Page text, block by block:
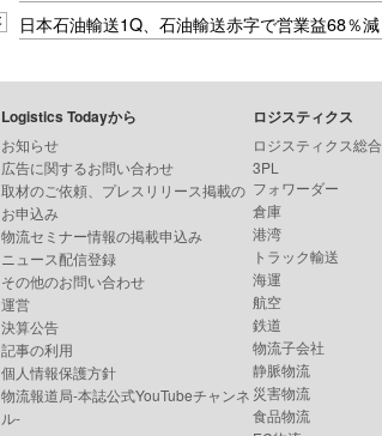
日本石油輸送1Q、石油輸送赤字で営業益68％減
Logistics Todayから
お知らせ
広告に関するお問い合わせ
取材のご依頼、プレスリリース掲載の
お申込み
物流セミナー情報の掲載申込み
ニュース配信登録
その他のお問い合わせ
運営
決算公告
記事の利用
個人情報保護方針
物流報道局-本誌公式YouTubeチャンネ
ル-
ロジスティクス
ロジスティクス総合
3PL
フォワーダー
倉庫
港湾
トラック輸送
海運
航空
鉄道
物流子会社
静脈物流
災害物流
食品物流